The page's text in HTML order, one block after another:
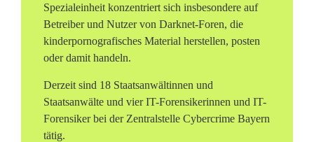
Spezialeinheit konzentriert sich insbesondere auf
Betreiber und Nutzer von Darknet-Foren, die
kinderpornografisches Material herstellen, posten
oder damit handeln.
Derzeit sind 18 Staatsanwältinnen und
Staatsanwälte und vier IT-Forensikerinnen und IT-
Forensiker bei der Zentralstelle Cybercrime Bayern
tätig.